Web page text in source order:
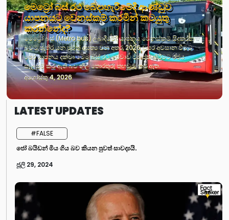
මෙට්‍රෝ බස් රථ බෙදාහැරීමේදී ආණ්ඩුව
යාපනයට වෙනස්කම් කරමින් කටයුතු
කරන්නේද?
මෙට්‍රෝ බස් (Metro bus) ලබාදීමේදී යාපනය වෙනස්කම් සිදුකරන
බවට පැතිර යන පුවත් අසත්‍ය වන අතර, 2026 වසර අවසාන වීමට
පෙර යාපනය දක්වා මෙම බස් රථ සේවාව ව්‍යාප්ත කිරීමට රජය
සැලසුම් කර ඇති බව නිල තොරතුරු තහවුරු කර ඇත.
අගෝස්තු 4, 2026
LATEST UPDATES
#FALSE
ජෝ බයිඩන් මිය ගිය බව කියන පුවත් සාවද්‍යයි.
ජූලි 29, 2024